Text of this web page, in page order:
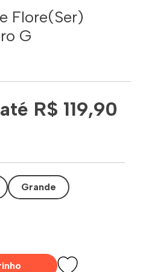
Flore(Ser)
G
R$ 119,90
Grande